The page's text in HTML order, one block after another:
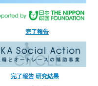
完了報告
完了報告 研究結果